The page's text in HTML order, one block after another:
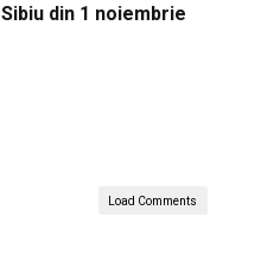
Sibiu din 1 noiembrie
Load Comments